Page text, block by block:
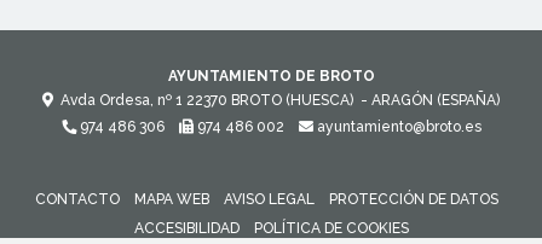
AYUNTAMIENTO DE BROTO
Avda Ordesa, nº 1 22370 BROTO (HUESCA) - ARAGÓN (ESPAÑA)
974 486 306
974 486 002 ayuntamiento@broto.es
CONTACTO MAPA WEB AVISO LEGAL
PROTECCIÓN DE DATOS
ACCESIBILIDAD
POLÍTICA DE COOKIES